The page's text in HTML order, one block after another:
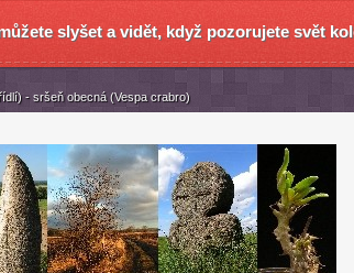
slyšet a vidět, když pozorujete svět
- sršeň obecná (Vespa crabro)